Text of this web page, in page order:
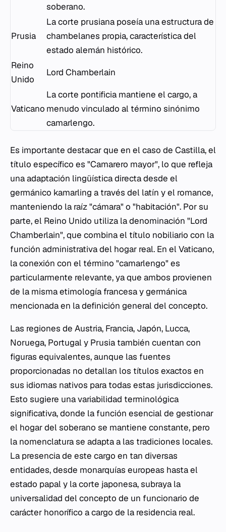
soberano.
Prusia
La corte prusiana poseía una estructura de
chambelanes propia, característica del
estado alemán histórico.
Reino
Unido
Lord Chamberlain
Vaticano
La corte pontificia mantiene el cargo, a
menudo vinculado al término sinónimo
camarlengo.
Es importante destacar que en el caso de Castilla, el
título específico es "Camarero mayor", lo que refleja
una adaptación lingüística directa desde el
germánico kamarling a través del latín y el romance,
manteniendo la raíz "cámara" o "habitación". Por su
parte, el Reino Unido utiliza la denominación "Lord
Chamberlain", que combina el título nobiliario con la
función administrativa del hogar real. En el Vaticano,
la conexión con el término "camarlengo" es
particularmente relevante, ya que ambos provienen
de la misma etimología francesa y germánica
mencionada en la definición general del concepto.
Las regiones de Austria, Francia, Japón, Lucca,
Noruega, Portugal y Prusia también cuentan con
figuras equivalentes, aunque las fuentes
proporcionadas no detallan los títulos exactos en
sus idiomas nativos para todas estas jurisdicciones.
Esto sugiere una variabilidad terminológica
significativa, donde la función esencial de gestionar
el hogar del soberano se mantiene constante, pero
la nomenclatura se adapta a las tradiciones locales.
La presencia de este cargo en tan diversas
entidades, desde monarquías europeas hasta el
estado papal y la corte japonesa, subraya la
universalidad del concepto de un funcionario de
carácter honorífico a cargo de la residencia real.